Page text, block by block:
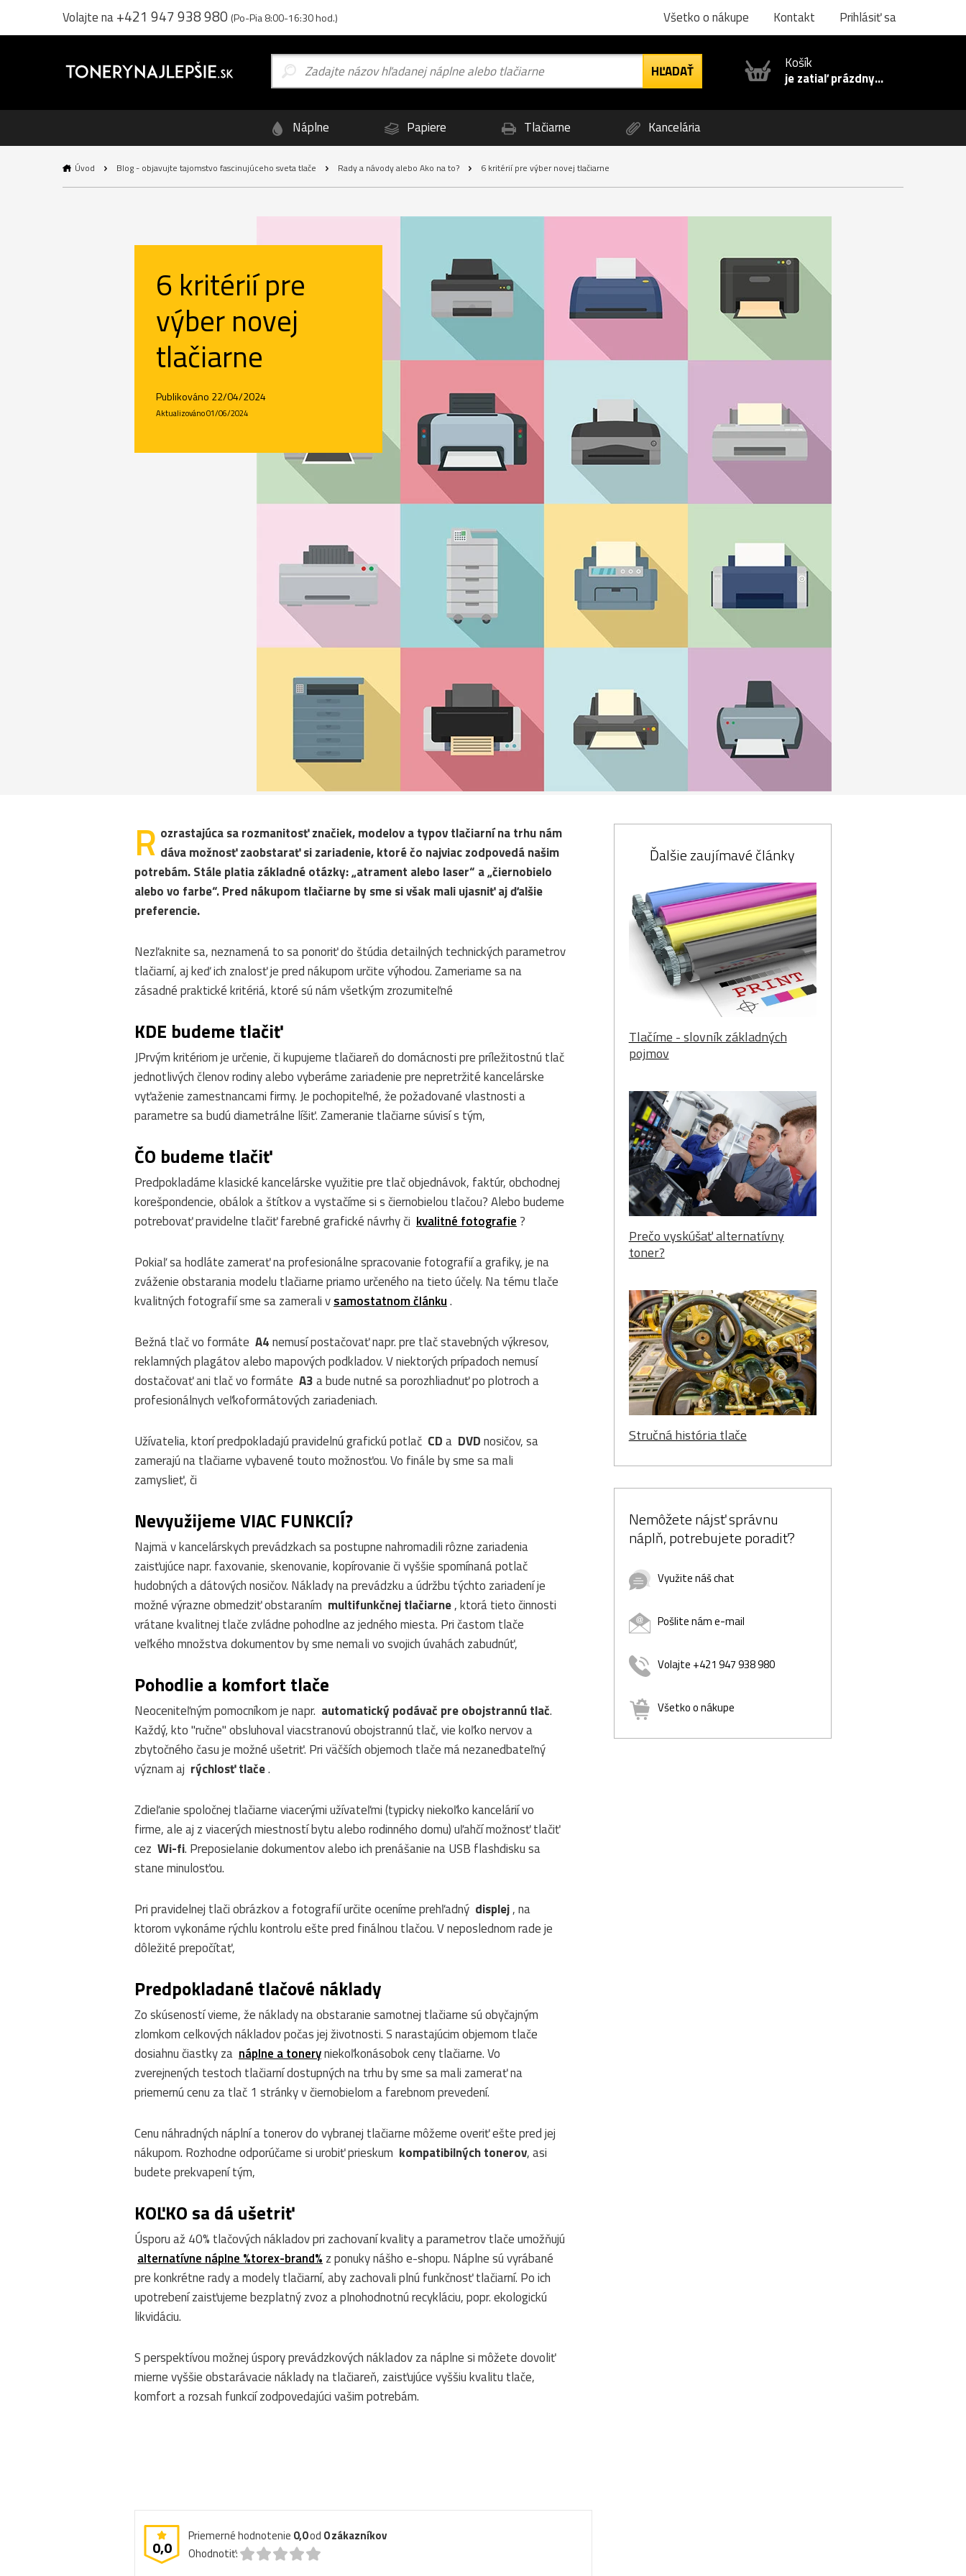
Volajte na+421 947 938 980 (Po-Pia 8:00-16:30 hod.) Všetko o nákupe Kontakt Prihlásiť sa
Košík
je zatiaľ prázdny...
Náplne Papiere Tlačiarne Kancelária
Úvod Blog - objavujte tajomstvo fascinujúceho sveta tlače Rady a návody alebo Ako na to? 6 kritérií pre výber novej tlačiarne
6 kritérií pre
výber novej
tlačiarne
Publikováno 22/04/2024
Aktualizováno 01/06/2024
R ozrastajúca sa rozmanitosť značiek, modelov a typov tlačiarní na trhu nám
dáva možnosť zaobstarať si zariadenie, ktoré čo najviac zodpovedá našim
potrebám. Stále platia základné otázky: „atrament alebo laser“ a „čiernobielo
alebo vo farbe“. Pred nákupom tlačiarne by sme si však mali ujasniť aj ďalšie
preferencie.
Nezľaknite sa, neznamená to sa ponoriť do štúdia detailných technických parametrov
tlačiarní, aj keď ich znalosť je pred nákupom určite výhodou. Zameriame sa na
zásadné praktické kritériá, ktoré sú nám všetkým zrozumiteľné
KDE budeme tlačiť
JPrvým kritériom je určenie, či kupujeme tlačiareň do domácnosti pre príležitostnú tlač
jednotlivých členov rodiny alebo vyberáme zariadenie pre nepretržité kancelárske
vyťaženie zamestnancami firmy. Je pochopiteľné, že požadované vlastnosti a
parametre sa budú diametrálne líšiť. Zameranie tlačiarne súvisí s tým,
ČO budeme tlačiť
Predpokladáme klasické kancelárske využitie pre tlač objednávok, faktúr, obchodnej
korešpondencie, obálok a štítkov a vystačíme si s čiernobielou tlačou? Alebo budeme
potrebovať pravidelne tlačiť farebné grafické návrhy či kvalitné fotografie ?
Pokiaľ sa hodláte zamerať na profesionálne spracovanie fotografií a grafiky, je na
zváženie obstarania modelu tlačiarne priamo určeného na tieto účely. Na tému tlače
kvalitných fotografií sme sa zamerali vsamostatnom článku.
Bežná tlač vo formáte A4nemusí postačovať napr. pre tlač stavebných výkresov,
reklamných plagátov alebo mapových podkladov. V niektorých prípadoch nemusí
dostačovať ani tlač vo formáte A3a bude nutné sa porozhliadnuť po plotroch a
profesionálnych veľkoformátových zariadeniach.
Užívatelia, ktorí predpokladajú pravidelnú grafickú potlač CDa DVDnosičov, sa
zamerajú na tlačiarne vybavené touto možnosťou. Vo finále by sme sa mali
zamyslieť, či
Nevyužijeme VIAC FUNKCIÍ?
Najmä v kancelárskych prevádzkach sa postupne nahromadili rôzne zariadenia
zaisťujúce napr. faxovanie, skenovanie, kopírovanie či vyššie spomínaná potlač
hudobných a dátových nosičov. Náklady na prevádzku a údržbu týchto zariadení je
možné výrazne obmedziť obstaraním multifunkčnej tlačiarne, ktorá tieto činnosti
vrátane kvalitnej tlače zvládne pohodlne az jedného miesta. Pri častom tlače
veľkého množstva dokumentov by sme nemali vo svojich úvahách zabudnúť,
Pohodlie a komfort tlače
Neoceniteľným pomocníkom je napr. automatický podávač pre obojstrannú tlač.
Každý, kto "ručne" obsluhoval viacstranovú obojstrannú tlač, vie koľko nervov a
zbytočného času je možné ušetriť. Pri väčších objemoch tlače má nezanedbateľný
význam aj rýchlosť tlače.
Zdieľanie spoločnej tlačiarne viacerými užívateľmi (typicky niekoľko kancelárií vo
firme, ale aj z viacerých miestností bytu alebo rodinného domu) uľahčí možnosť tlačiť
cez Wi-fi. Preposielanie dokumentov alebo ich prenášanie na USB flashdisku sa
stane minulosťou.
Pri pravidelnej tlači obrázkov a fotografií určite oceníme prehľadný displej, na
ktorom vykonáme rýchlu kontrolu ešte pred finálnou tlačou. V neposlednom rade je
dôležité prepočítať,
Predpokladané tlačové náklady
Zo skúseností vieme, že náklady na obstaranie samotnej tlačiarne sú obyčajným
zlomkom celkových nákladov počas jej životnosti. S narastajúcim objemom tlače
dosiahnu čiastky za náplne a toneryniekoľkonásobok ceny tlačiarne. Vo
zverejnených testoch tlačiarní dostupných na trhu by sme sa mali zamerať na
priemernú cenu za tlač 1 stránky v čiernobielom a farebnom prevedení.
Cenu náhradných náplní a tonerov do vybranej tlačiarne môžeme overiť ešte pred jej
nákupom. Rozhodne odporúčame si urobiť prieskum kompatibilných tonerov, asi
budete prekvapení tým,
KOĽKO sa dá ušetriť
Úsporu až 40% tlačových nákladov pri zachovaní kvality a parametrov tlače umožňujú
alternatívne náplne %torex-brand% z ponuky nášho e-shopu. Náplne sú vyrábané
pre konkrétne rady a modely tlačiarní, aby zachovali plnú funkčnosť tlačiarní. Po ich
upotrebení zaisťujeme bezplatný zvoz a plnohodnotnú recykláciu, popr. ekologickú
likvidáciu.
S perspektívou možnej úspory prevádzkových nákladov za náplne si môžete dovoliť
mierne vyššie obstarávacie náklady na tlačiareň, zaisťujúce vyššiu kvalitu tlače,
komfort a rozsah funkcií zodpovedajúci vašim potrebám.
0,0
Priemerné hodnotenie 0,0od 0zákazníkov
Ohodnotiť:
Ďalšie zaujímavé články
Tlačíme - slovník základných
pojmov
Prečo vyskúšať alternatívny
toner?
Stručná história tlače
Nemôžete nájsť správnu
náplň, potrebujete poradiť?
Využite náš chat
Pošlite nám e-mail
Volajte +421 947 938 980
Všetko o nákupe